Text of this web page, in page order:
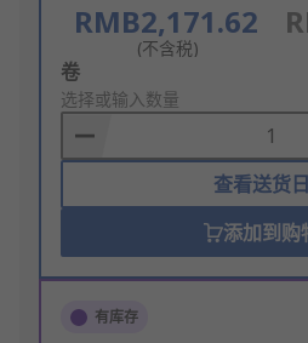
RMB2,171.62
(不含税)
Add
to
Basket
卷
选择或输入数量
查看送货
添加到购
有库存